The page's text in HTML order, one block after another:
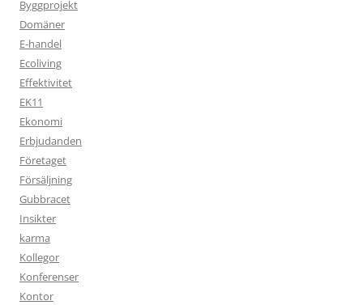
Byggprojekt
Domäner
E-handel
Ecoliving
Effektivitet
EK11
Ekonomi
Erbjudanden
Företaget
Försäljning
Gubbracet
Insikter
karma
Kollegor
Konferenser
Kontor